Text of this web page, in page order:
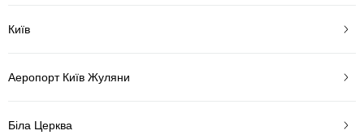
Київ
Аеропорт Київ Жуляни
Біла Церква